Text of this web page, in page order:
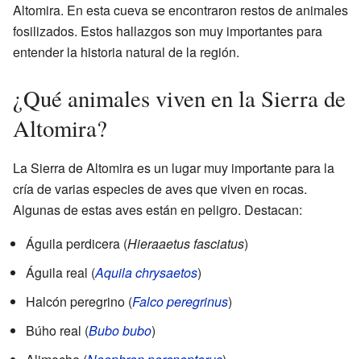
Altomira. En esta cueva se encontraron restos de animales
fosilizados. Estos hallazgos son muy importantes para
entender la historia natural de la región.
¿Qué animales viven en la Sierra de
Altomira?
La Sierra de Altomira es un lugar muy importante para la
cría de varias especies de aves que viven en rocas.
Algunas de estas aves están en peligro. Destacan:
Águila perdicera (Hieraaetus fasciatus)
Águila real (Aquila chrysaetos)
Halcón peregrino (Falco peregrinus)
Búho real (Bubo bubo)